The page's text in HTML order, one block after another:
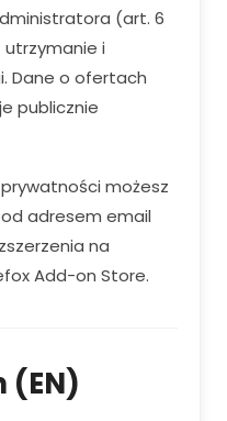
(art. 6
utrzymanie i
Dane o ofertach
publicznie
możesz
adresem email
na
Add-on Store.
(EN)